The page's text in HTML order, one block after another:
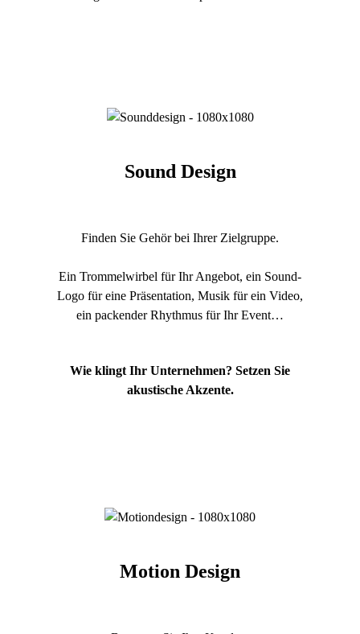
Sound Design
Finden Sie Gehör bei Ihrer Zielgruppe.
Ein Trommelwirbel für Ihr Angebot, ein Sound-
Logo für eine Präsentation, Musik für ein Video,
ein packender Rhythmus für Ihr Event…
Wie klingt Ihr Unternehmen? Setzen Sie
akustische Akzente.
Motion Design